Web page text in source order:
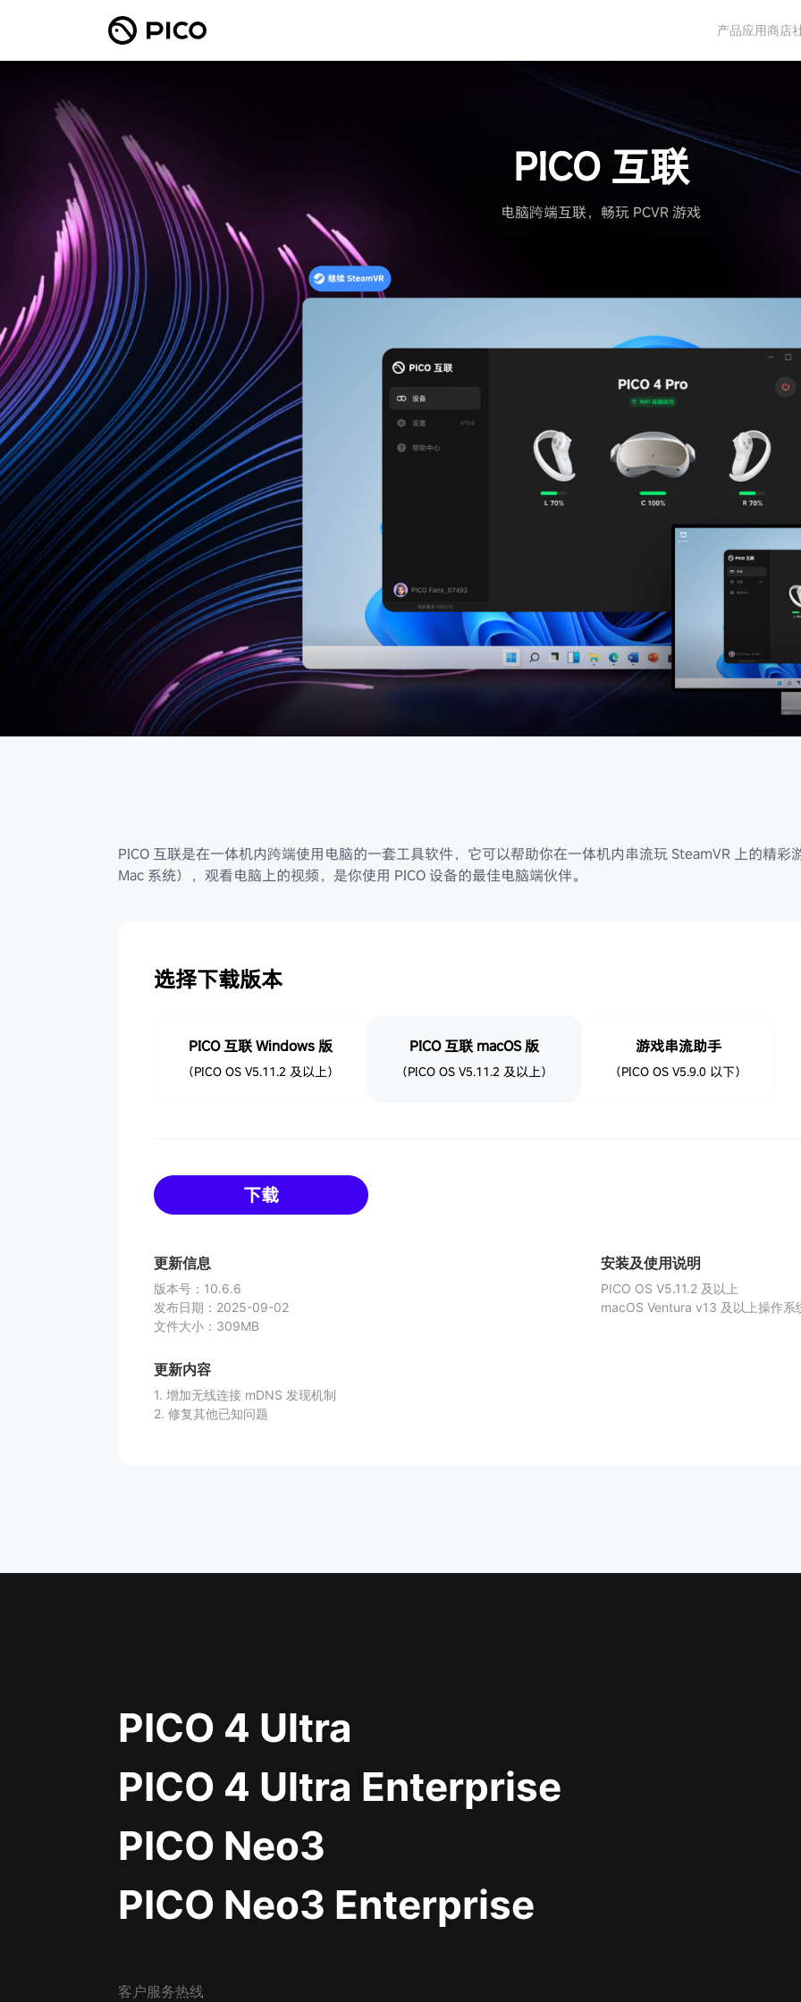
产品应用商店
PICO 互联
电脑跨端互联，畅玩 PCVR 游戏
PICO 互联是在一体机内跨端使用电脑的一套工具软件，它可以帮助你在一体机内串流玩 SteamVR 上的精
Mac 系统），观看电脑上的视频，是你使用 PICO 设备的最佳电脑端伙伴。
选择下载版本
PICO 互联 Windows 版
（PICO OS V5.11.2 及以上）
PICO 互联 macOS 版
（PICO OS V5.11.2 及以上）
游戏串流助手
（PICO OS V5.9.0 以下）
下载
更新信息
版本号 ： 10.6.6
发布日期 ： 2025-09-02
文件大小 ： 309MB
更新内容
1. 增加无线连接 mDNS 发现机制
2. 修复其他已知问题
安装及使用说明
PICO OS V5.11.2 及以上
macOS Ventura v13 及以上操作系
PICO 4 Ultra
PICO 4 Ultra Enterprise
PICO Neo3
PICO Neo3 Enterprise
客户服务热线